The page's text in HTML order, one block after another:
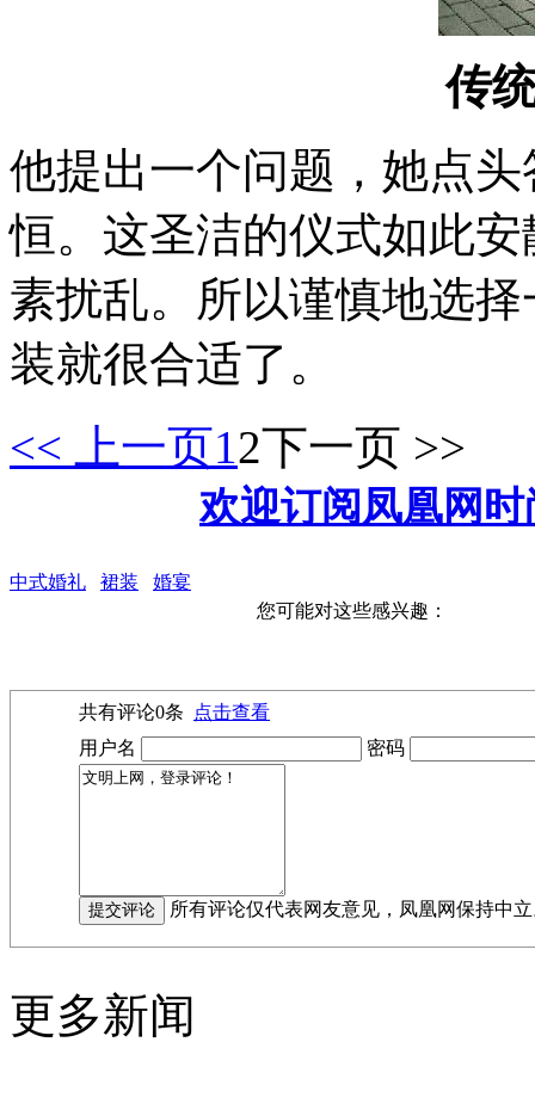
传
他提出一个问题，她点
恒。这圣洁的仪式如此
素扰乱。所以谨慎地选
装就很合适了。
<< 上一页12下一页 >>
欢迎订阅凤凰网
中式婚礼 裙装
婚宴
您可能对这些感兴趣：
共有评论0条
点击查看
用户名
密码
所有评论仅代表网友意见，凤凰网保持中
更多新闻